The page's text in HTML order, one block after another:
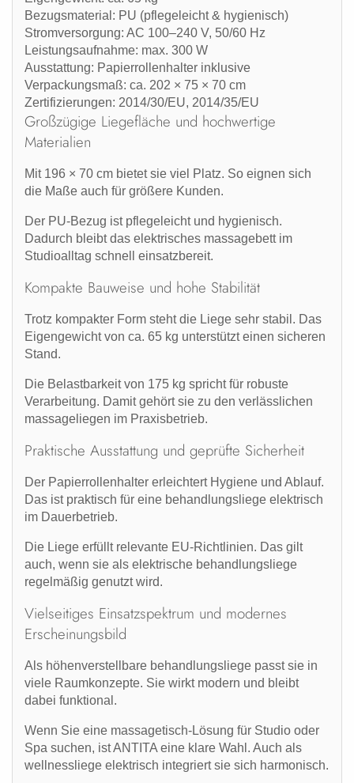
Bezugsmaterial: PU (pflegeleicht & hygienisch)
Stromversorgung: AC 100–240 V, 50/60 Hz
Leistungsaufnahme: max. 300 W
Ausstattung: Papierrollenhalter inklusive
Verpackungsmaß: ca. 202 × 75 × 70 cm
Zertifizierungen: 2014/30/EU, 2014/35/EU
Großzügige Liegefläche und hochwertige
Materialien
Mit 196 × 70 cm bietet sie viel Platz. So eignen sich
die Maße auch für größere Kunden.
Der PU-Bezug ist pflegeleicht und hygienisch.
Dadurch bleibt das elektrisches massagebettim
Studioalltag schnell einsatzbereit.
Kompakte Bauweise und hohe Stabilität
Trotz kompakter Form steht die Liege sehr stabil. Das
Eigengewicht von ca. 65 kg unterstützt einen sicheren
Stand.
Die Belastbarkeit von 175 kg spricht für robuste
Verarbeitung. Damit gehört sie zu den verlässlichen
massageliegen im Praxisbetrieb.
Praktische Ausstattung und geprüfte Sicherheit
Der Papierrollenhalter erleichtert Hygiene und Ablauf.
Das ist praktisch für eine behandlungsliege elektrisch
im Dauerbetrieb.
Die Liege erfüllt relevante EU-Richtlinien. Das gilt
auch, wenn sie als elektrische behandlungsliege
regelmäßig genutzt wird.
Vielseitiges Einsatzspektrum und modernes
Erscheinungsbild
Als höhenverstellbare behandlungsliege passt sie in
viele Raumkonzepte. Sie wirkt modern und bleibt
dabei funktional.
Wenn Sie eine massagetisch-Lösung für Studio oder
Spa suchen, ist ANTITA eine klare Wahl. Auch als
wellnessliege elektrisch integriert sie sich harmonisch.